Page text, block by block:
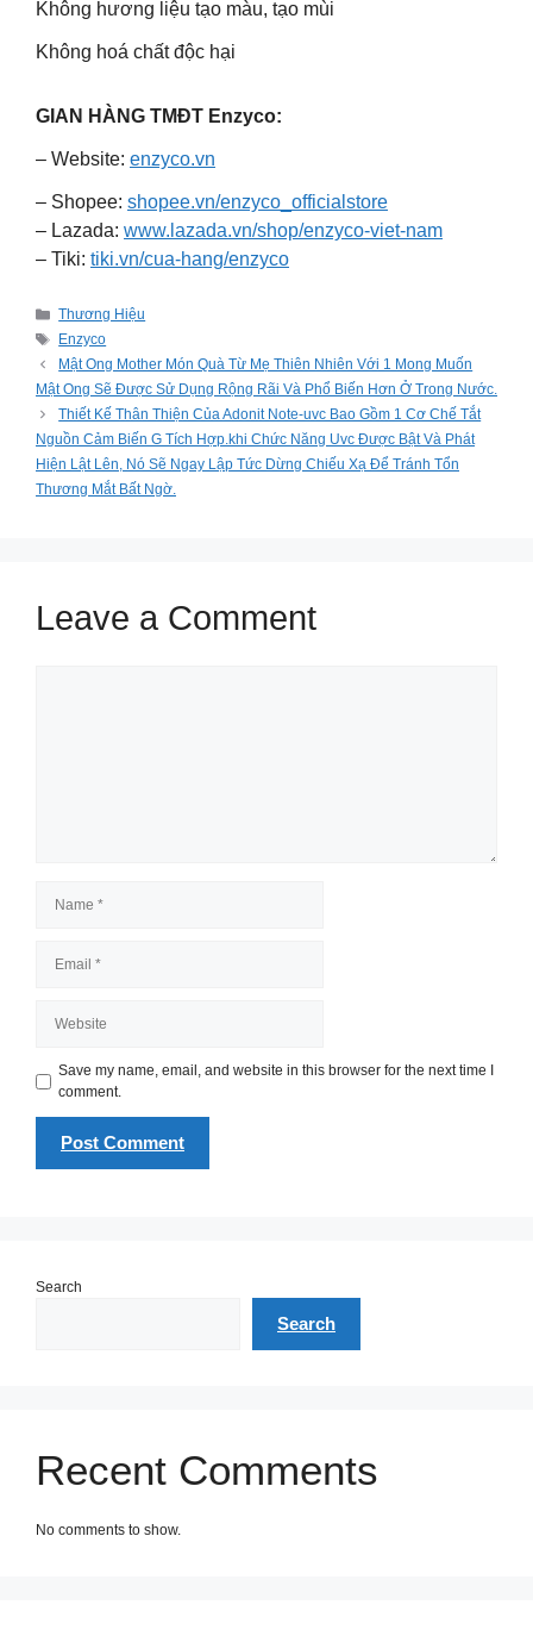
Không hương liệu tạo màu, tạo mùi
Không hoá chất độc hại
GIAN HÀNG TMĐT Enzyco:
– Website: enzyco.vn
– Shopee: shopee.vn/enzyco_officialstore
– Lazada: www.lazada.vn/shop/enzyco-viet-nam
– Tiki: tiki.vn/cua-hang/enzyco
Categories
Thương Hiệu
Tags
Enzyco
Mật Ong Mother Món Quà Từ Mẹ Thiên Nhiên Với 1 Mong Muốn
Mật Ong Sẽ Được Sử Dụng Rộng Rãi Và Phổ Biến Hơn Ở Trong Nước.
Thiết Kế Thân Thiện Của Adonit Note-uvc Bao Gồm 1 Cơ Chế Tắt
Nguồn Cảm Biến G Tích Hợp.khi Chức Năng Uvc Được Bật Và Phát
Hiện Lật Lên, Nó Sẽ Ngay Lập Tức Dừng Chiếu Xạ Để Tránh Tổn
Thương Mắt Bất Ngờ.
Leave a Comment
Save my name, email, and website in this browser for the next time I
comment.
Search
Search
Recent Comments
No comments to show.